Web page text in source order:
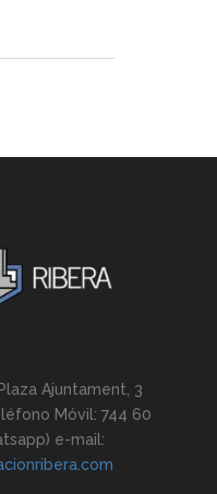
Ajuntament, 3
Móvil: 744 60
e-mail: